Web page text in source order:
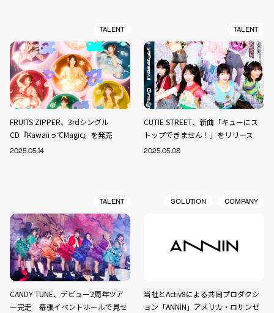
TALENT
FRUITS ZIPPER、3rdシングル
CD『KawaiiってMagic』を発売
2025.05.14
TALENT
CUTIE STREET、新曲「キューにス
トップできません！」をリリース
2025.05.08
TALENT
CANDY TUNE、デビュー2周年ツア
ー完走 幕張イベントホールで見せ
SOLUTION COMPANY
当社とActiv8による共同プロダクシ
ョン「ANNIN」アメリカ・ロサンゼ